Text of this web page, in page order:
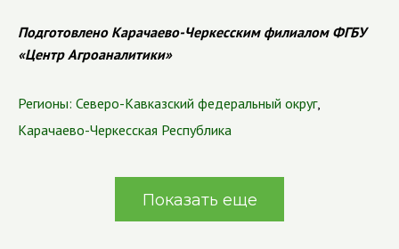
Подготовлено Карачаево-Черкесским филиалом ФГБУ
«Центр Агроаналитики»
Регионы: Северо-Кавказский федеральный округ,
Карачаево-Черкесская Республика
Показать еще